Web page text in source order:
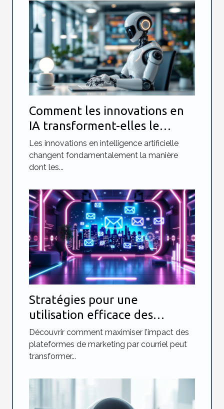
Comment les innovations en
IA transforment-elles le
marketing digital ?
Les innovations en intelligence artificielle
changent fondamentalement la manière
dont les...
Stratégies pour une
utilisation efficace des
plateformes de marketing par
courriel
Découvrir comment maximiser l’impact des
plateformes de marketing par courriel peut
transformer...